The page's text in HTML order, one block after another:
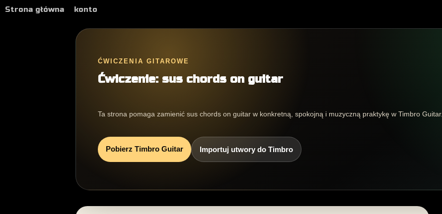
Strona główna konto
ĆWICZENIA GITAROWE
Ćwiczenie: sus chords on guitar
Ta strona pomaga zamienić sus chords on guitar w konkretną, spokojną i muzyczną praktykę w Timbro Guitar.
Pobierz Timbro Guitar Importuj utwory do Timbro